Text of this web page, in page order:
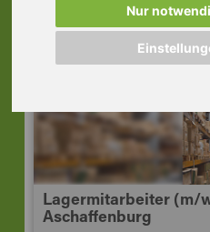
Nur
63741 Aschaffenburg
Lagermitarbeiter (m/
Aschaffenburg